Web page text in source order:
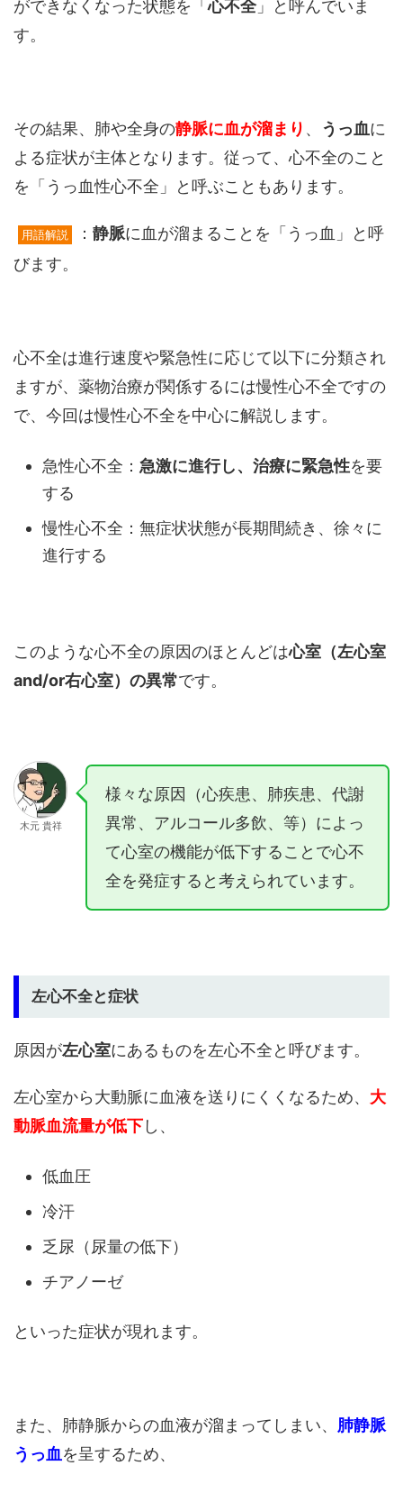
ができなくなった状態を「心不全」と呼んでいま
す。
その結果、肺や全身の静脈に血が溜まり 、 うっ血に
よる症状が主体となります。従って、心不全のこと
を「うっ血性心不全」と呼ぶこともあります。
用語解説 ： 静脈に血が溜まることを「うっ血」と呼
びます。
心不全は進行速度や緊急性に応じて以下に分類され
ますが、薬物治療が関係するには慢性心不全ですの
で、今回は慢性心不全を中心に解説します。
急性心不全： 急激に進行し、治療に緊急性を要
する
慢性心不全：無症状状態が長期間続き、徐々に
進行する
このような心不全の原因のほとんどは心室（左心室
and/or右心室）の異常です。
木元 貴祥
様々な原因（心疾患、肺疾患、代謝
異常、アルコール多飲、等）によっ
て心室の機能が低下することで心不
全を発症すると考えられています。
左心不全と症状
原因が左心室にあるものを左心不全と呼びます。
左心室から大動脈に血液を送りにくくなるため、 大
動脈血流量が低下し、
低血圧
冷汗
乏尿（尿量の低下）
チアノーゼ
といった症状が現れます。
また、肺静脈からの血液が溜まってしまい、 肺静脈
うっ血を呈するため、